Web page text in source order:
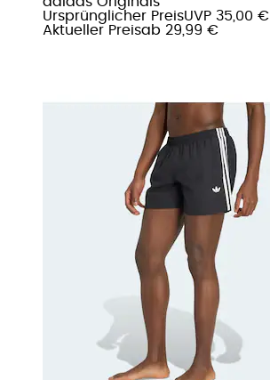
Ursprünglicher PreisUVP 35,00 €
Aktueller Preisab 29,99 €